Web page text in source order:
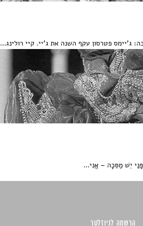
ג'יימס פטרסון עקף השנה את ג'יי. קיי רולינג...
יֵשׁ מַסֵּכָה – אֲנִי...
הרשמה לניוזלטר